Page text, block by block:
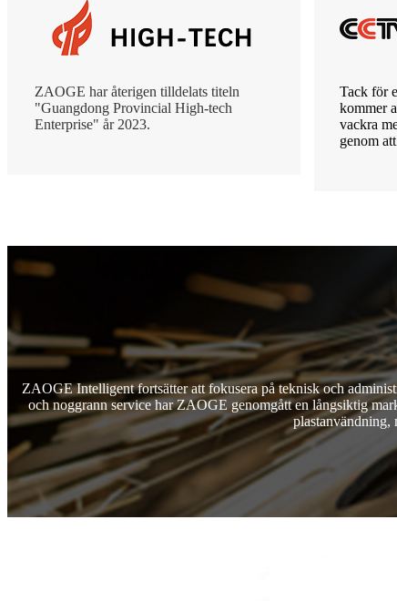
ZAOGE har återigen tilldelats titeln
"Guangdong Provincial High-tech
Enterprise" år 2023.
Tack för
kommer
vackra
genom
ZAOGE Intelligent fortsätter att fokusera på teknisk och
och noggrann service har ZAOGE genomgått en långsiktig
plastanvändning,